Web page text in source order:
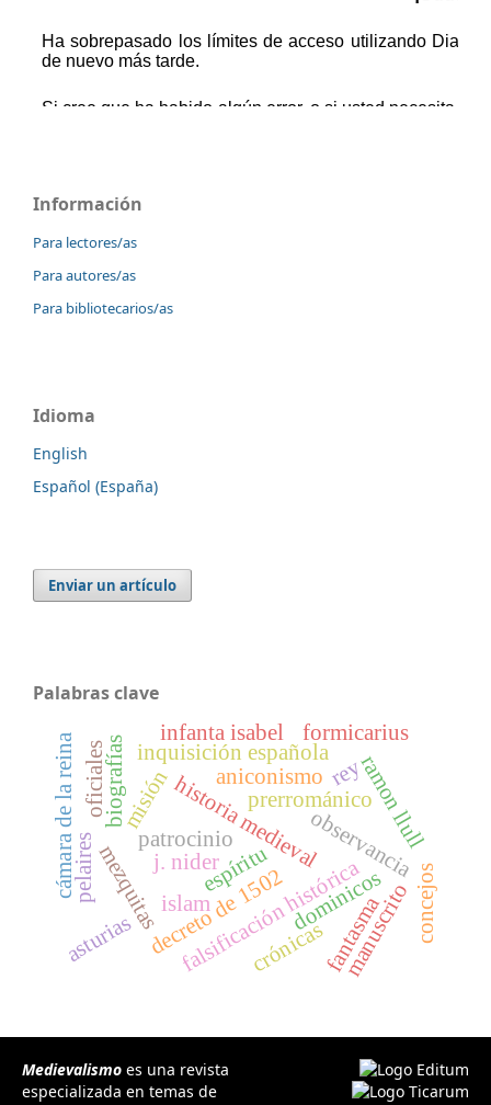
Información
Para lectores/as
Para autores/as
Para bibliotecarios/as
Idioma
English
Español (España)
Enviar un artículo
Palabras clave
historia medieval
prerrománico
aniconismo
islam
decreto de 1502
mezquitas
ramon llull
misión
patrocinio
biografías
falsificación histórica
dominicos
observancia
inquisición española
formicarius
fantasma
espíritu
j. nider
asturias manuscrito
pelaires
infanta isabel
concejos
oficiales
cámara de la reina
crónicas
rey
Medievalismo es una revista
especializada en temas de